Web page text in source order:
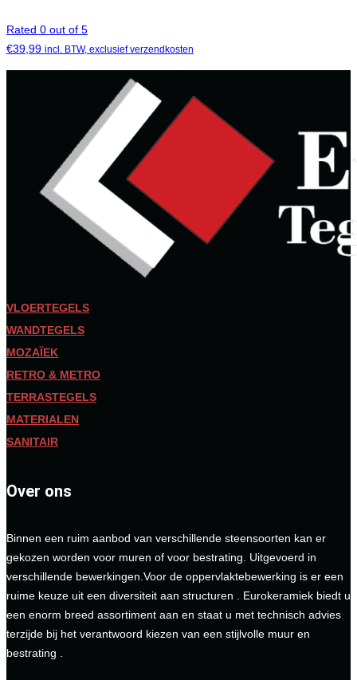
Rated 0 out of 5
€39,99 incl. BTW, exclusief verzendkosten
VLOERTEGELS
WANDTEGELS
MOZAÏEK
RETRO & METRO
TERRASTEGELS
MATERIALEN
SANITAIR
Over ons
Binnen een ruim aanbod van verschillende steensoorten kan er
gekozen worden voor muren of voor bestrating. Uitgevoerd in
verschillende bewerkingen.Voor de oppervlaktebewerking is er een
ruime keuze uit een diversiteit aan structuren . Eurokeramiek biedt u
een enorm breed assortiment aan en staat u met technisch advies
terzijde bij het verantwoord kiezen van een stijlvolle muur en
bestrating .